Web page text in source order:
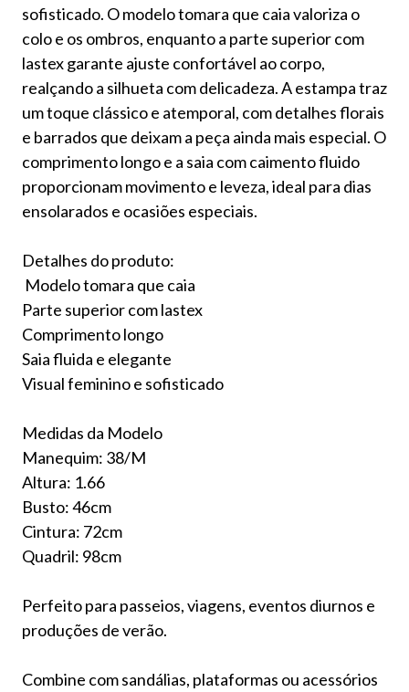
sofisticado. O modelo tomara que caia valoriza o
colo e os ombros, enquanto a parte superior com
lastex garante ajuste confortável ao corpo,
realçando a silhueta com delicadeza. A estampa traz
um toque clássico e atemporal, com detalhes florais
e barrados que deixam a peça ainda mais especial. O
comprimento longo e a saia com caimento fluido
proporcionam movimento e leveza, ideal para dias
ensolarados e ocasiões especiais.
Detalhes do produto:
Modelo tomara que caia
Parte superior com lastex
Comprimento longo
Saia fluida e elegante
Visual feminino e sofisticado
Medidas da Modelo
Manequim: 38/M
Altura: 1.66
Busto: 46cm
Cintura: 72cm
Quadril: 98cm
Perfeito para passeios, viagens, eventos diurnos e
produções de verão.
Combine com sandálias, plataformas ou acessórios